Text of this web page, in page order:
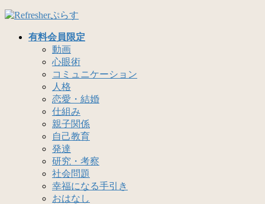
コ
ナ
有料会員限定
動画
心眼術
コミュニケーション
人格
恋愛・結婚
仕組み
親子関係
自己教育
発達
研究・考察
社会問題
幸福になる手引き
おはなし